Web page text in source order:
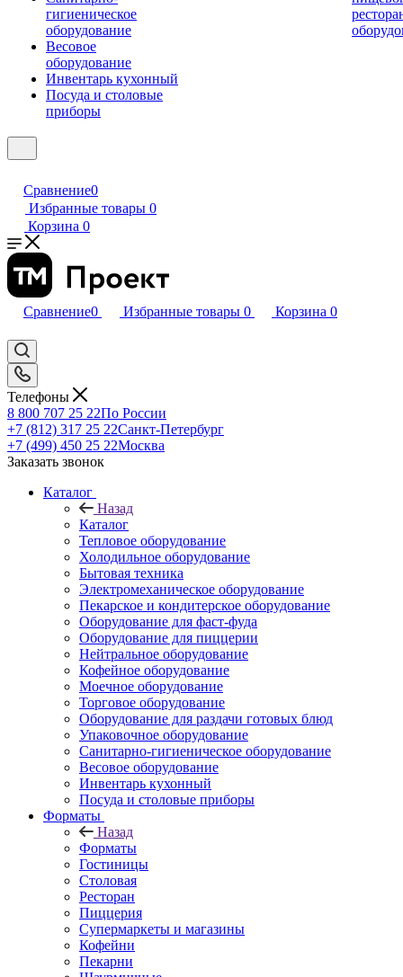
гигиеническое
оборудование
Весовое
оборудование
Инвентарь кухонный
Посуда и столовые
приборы
Сравнение0
Избранные товары 0
Корзина 0
Сравнение0 Избранные товары 0 Корзина 0
Телефоны
8 800 707 25 22По России
+7 (812) 317 25 22Санкт-Петербург
+7 (499) 450 25 22Москва
Заказать звонок
Каталог
Назад
Каталог
Тепловое оборудование
Холодильное оборудование
Бытовая техника
Электромеханическое оборудование
Пекарское и кондитерское оборудование
Оборудование для фаст-фуда
Оборудование для пиццерии
Нейтральное оборудование
Кофейное оборудование
Моечное оборудование
Торговое оборудование
Оборудование для раздачи готовых блюд
Упаковочное оборудование
Санитарно-гигиеническое оборудование
Весовое оборудование
Инвентарь кухонный
Посуда и столовые приборы
Форматы
Назад
Форматы
Гостиницы
Столовая
Ресторан
Пиццерия
Супермаркеты и магазины
Кофейни
Пекарни